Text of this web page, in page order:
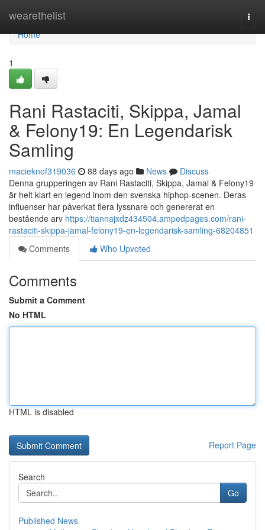
wearethelist
Home
Home
1
Rani Rastaciti, Skippa, Jamal
& Felony19: En Legendarisk
Samling
macieknof319036 88 days ago News
Discuss
Denna grupperingen av Rani Rastaciti, Skippa, Jamal & Felony19
är helt klart en legend inom den svenska hiphop-scenen. Deras
influenser har påverkat flera lyssnare och genererat en
bestående arv https://tiannajxdz434504.ampedpages.com/rani-
rastaciti-skippa-jamal-felony19-en-legendarisk-samling-68204851
Comments
Who Upvoted
Comments
Submit a Comment
No HTML
HTML is disabled
Report Page
Search
Go
Published News